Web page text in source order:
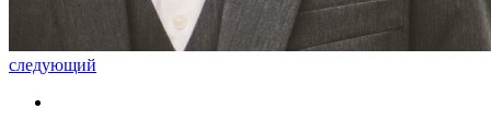
следующий